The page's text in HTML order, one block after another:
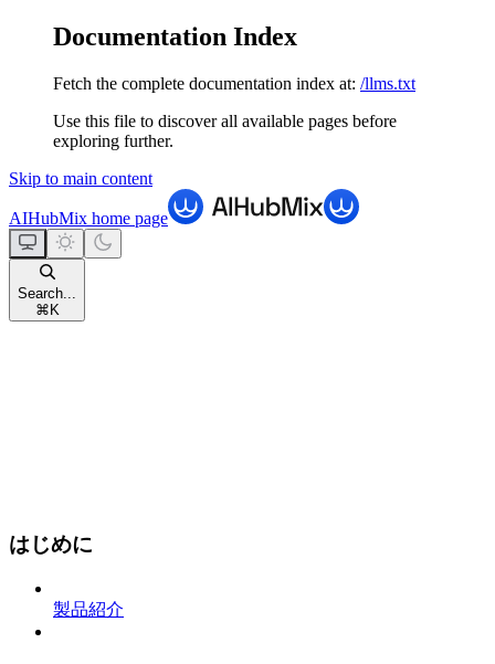
Documentation Index
Fetch the complete documentation index at: /llms.txt
Use this file to discover all available pages before
exploring further.
Skip to main content
AIHubMix home page
Search...
⌘ K
はじめに
製品紹介